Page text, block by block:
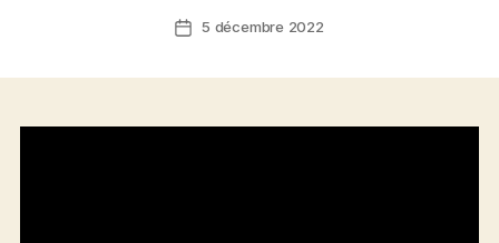
Date5 décembre 2022